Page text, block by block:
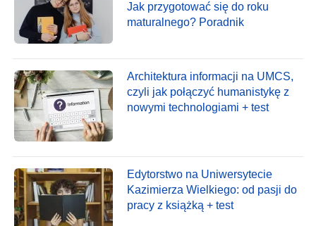
Jak przygotować się do roku
maturalnego? Poradnik
Architektura informacji na UMCS,
czyli jak połączyć humanistykę z
nowymi technologiami + test
Edytorstwo na Uniwersytecie
Kazimierza Wielkiego: od pasji do
pracy z książką + test